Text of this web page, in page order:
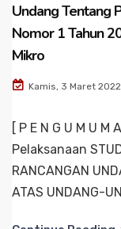
Undang Tentang
Nomor 1 Tahun
Mikro
Kamis, 3 Maret 2022
[ P E N G U M U
Pelaksanaan
RANCANGAN
ATAS UNDANG-